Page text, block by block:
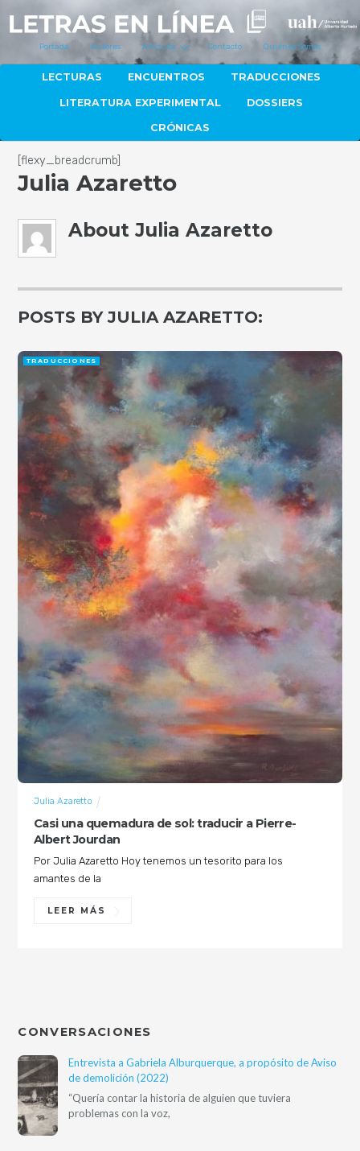
Portada Autores Artículos Contacto Quiénes Somos
LECTURAS ENCUENTROS TRADUCCIONES
LITERATURA EXPERIMENTAL DOSSIERS
CRÓNICAS
[flexy_breadcrumb]
Julia Azaretto
AboutJulia Azaretto
POSTS BY JULIA AZARETTO:
Casi una quemadura de sol: traducir a Pierre-
Albert Jourdan
Julia Azaretto
TRADUCCIONES
Por Julia Azaretto Hoy tenemos un tesorito para los
amantes de la
LEER MÁS
CONVERSACIONES
Entrevista a Gabriela Alburquerque, a propósito de Aviso
de demolición (2022)
“Quería contar la historia de alguien que tuviera
problemas con la voz,